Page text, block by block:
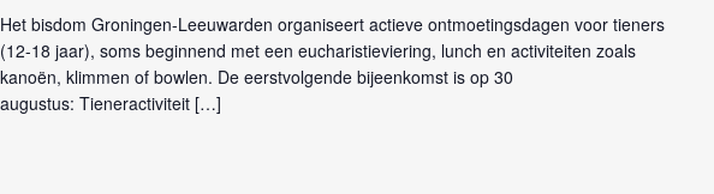
Het bisdom Groningen-Leeuwarden organiseert actieve ontmoetingsdagen voor tieners
(12-18 jaar), soms beginnend met een eucharistieviering, lunch en activiteiten zoals
kanoën, klimmen of bowlen. De eerstvolgende bijeenkomst is op 30
augustus: Tieneractiviteit […]